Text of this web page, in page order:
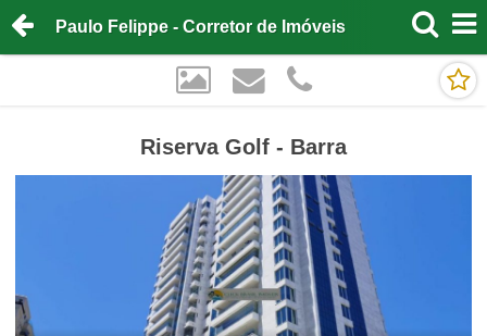
Paulo Felippe - Corretor de Imóveis
Riserva Golf - Barra